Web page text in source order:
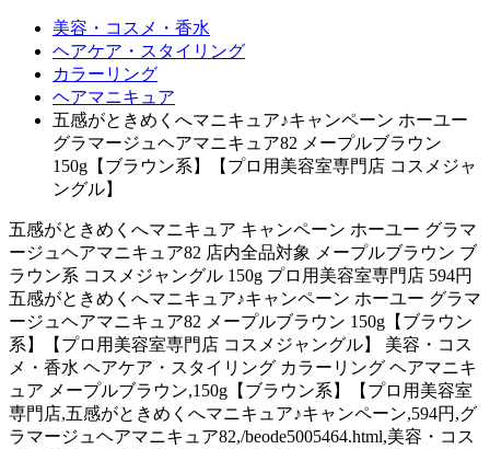
美容・コスメ・香水
ヘアケア・スタイリング
カラーリング
ヘアマニキュア
五感がときめくへマニキュア♪キャンペーン ホーユー
グラマージュヘアマニキュア82 メープルブラウン
150g【ブラウン系】【プロ用美容室専門店 コスメジャ
ングル】
五感がときめくへマニキュア キャンペーン ホーユー グラマ
ージュヘアマニキュア82 店内全品対象 メープルブラウン ブ
ラウン系 コスメジャングル 150g プロ用美容室専門店 594円
五感がときめくへマニキュア♪キャンペーン ホーユー グラマ
ージュヘアマニキュア82 メープルブラウン 150g【ブラウン
系】【プロ用美容室専門店 コスメジャングル】 美容・コス
メ・香水 ヘアケア・スタイリング カラーリング ヘアマニキ
ュア メープルブラウン,150g【ブラウン系】【プロ用美容室
専門店,五感がときめくへマニキュア♪キャンペーン,594円,グ
ラマージュヘアマニキュア82,/beode5005464.html,美容・コス